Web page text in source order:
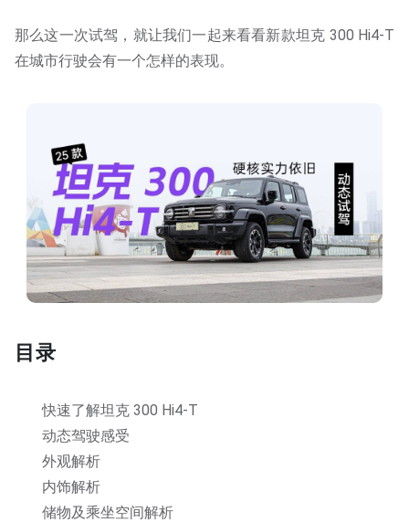
那么这一次试驾，就让我们一起来看看新款坦克 300 Hi4-T
在城市行驶会有一个怎样的表现。
目录
快速了解坦克 300 Hi4-T
动态驾驶感受
外观解析
内饰解析
储物及乘坐空间解析